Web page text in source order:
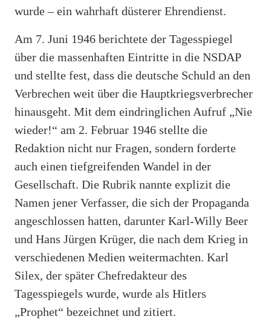
wurde – ein wahrhaft düsterer Ehrendienst.
Am 7. Juni 1946 berichtete der Tagesspiegel
über die massenhaften Eintritte in die NSDAP
und stellte fest, dass die deutsche Schuld an den
Verbrechen weit über die Hauptkriegsverbrecher
hinausgeht. Mit dem eindringlichen Aufruf „Nie
wieder!“ am 2. Februar 1946 stellte die
Redaktion nicht nur Fragen, sondern forderte
auch einen tiefgreifenden Wandel in der
Gesellschaft. Die Rubrik nannte explizit die
Namen jener Verfasser, die sich der Propaganda
angeschlossen hatten, darunter Karl-Willy Beer
und Hans Jürgen Krüger, die nach dem Krieg in
verschiedenen Medien weitermachten. Karl
Silex, der später Chefredakteur des
Tagesspiegels wurde, wurde als Hitlers
„Prophet“ bezeichnet und zitiert.